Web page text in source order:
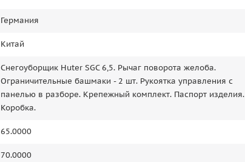
Германия
Китай
Снегоуборщик Huter SGC 6,5. Рычаг поворота желоба.
Ограничительные башмаки - 2 шт. Рукоятка управления с
панелью в разборе. Крепежный комплект. Паспорт изделия.
Коробка.
65.0000
70.0000